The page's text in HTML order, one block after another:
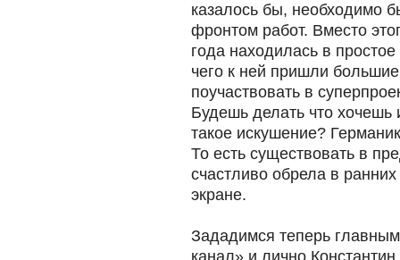
казалось бы, необходимо
фронтом работ. Вместо
года находилась в
чего к ней пришли
поучаствовать в
Будешь делать что
такое искушение?
То есть существовать в
счастливо обрела в
экране.
Зададимся теперь
канал» и лично